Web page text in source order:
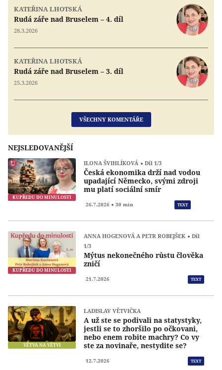
KATEŘINA LHOTSKÁ
Rudá záře nad Bruselem – 4. díl
28.3.2026
KATEŘINA LHOTSKÁ
Rudá záře nad Bruselem – 3. díl
25.3.2026
VŠECHNY KOMENTÁŘE
NEJSLEDOVANĚJŠÍ
KUPŘEDU DO MINULOSTI
ILONA ŠVIHLÍKOVÁ Díl 1/3
Česká ekonomika drží nad vodou
upadající Německo, svými zdroji
mu platí sociální smír
26.7.2026 30 min TEXT
KUPŘEDU DO MINULOSTI
ANNA HOGENOVÁ A PETR ROBEJŠEK
Díl
1/3
Mýtus nekonečného růstu člověka
zničí
21.7.2026 TEXT
VĚTVA NA VĚTVI
LADISLAV VĚTVIČKA
A už ste se podivali na statystyky,
jestli se to zhoršilo po očkovani,
nebo enem robite machry? Co vy
ste za novinaře, nestydite se?
12.7.2026 TEXT